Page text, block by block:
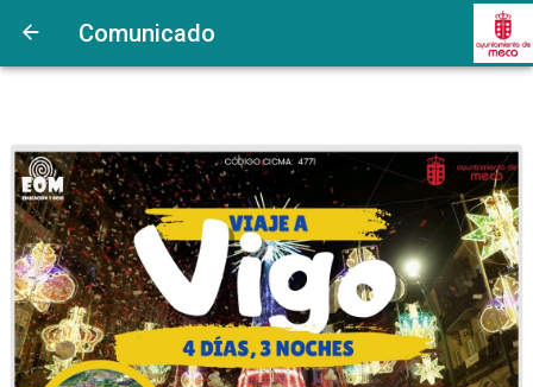
Comunicado